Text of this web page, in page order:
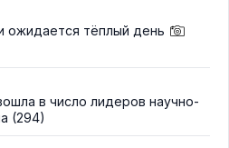
ожидается тёплый день
в число лидеров научно-
(294)